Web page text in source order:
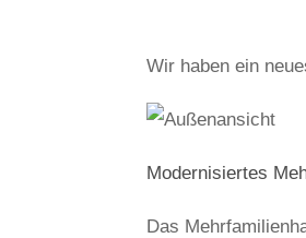
Wir haben ein
Modernisiertes
Das